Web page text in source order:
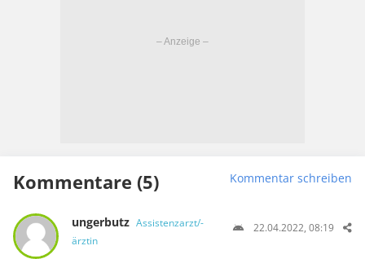
Kommentare (5) Kommentar schreiben
ungerbutz Assistenzarzt/-
ärztin
22.04.2022, 08:19